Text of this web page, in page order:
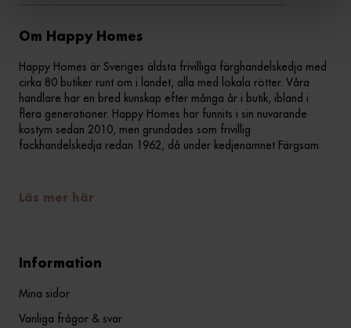
Om Happy Homes
Happy Homes är Sveriges äldsta frivilliga färghandelskedja med
cirka 80 butiker runt om i landet, alla med lokala rötter. Våra
handlare har en bred kunskap efter många år i butik, ibland i
flera generationer. Happy Homes har funnits i sin nuvarande
kostym sedan 2010, men grundades som frivillig
fackhandelskedja redan 1962, då under kedjenamnet Färgsam.
Läs mer här
Information
Mina sidor
Vanliga frågor & svar